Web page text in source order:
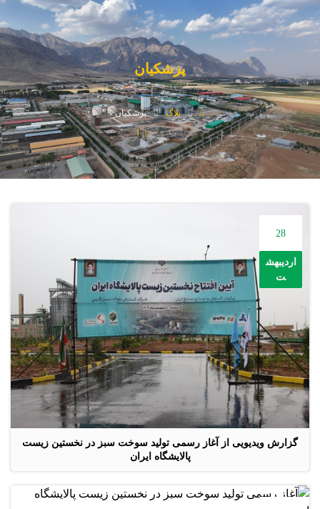
پزشکیان
بلاگ پزشکیان
گزارش ویدیویی از آغاز رسمی تولید سوخت سبز در نخستین زیست
پالایشگاه ایران
28
اردیبهش
ت